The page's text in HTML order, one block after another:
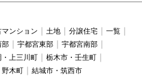
マンション 土地 分譲住宅
一覧
部 宇都宮東部
宇都宮南部
・上三川町
栃木市・壬生町
野木町 結城市・筑西市